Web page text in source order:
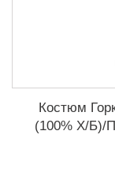
Костюм
(100% Х/Б)/